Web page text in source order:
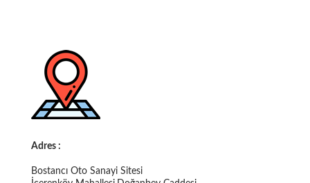
Adres :
Bostancı Oto Sanayi Sitesi